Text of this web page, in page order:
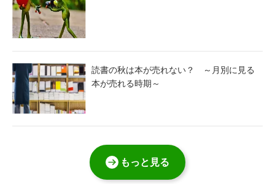
読書の秋は本が売れない？ ～月別に見る
本が売れる時期～
もっと見る